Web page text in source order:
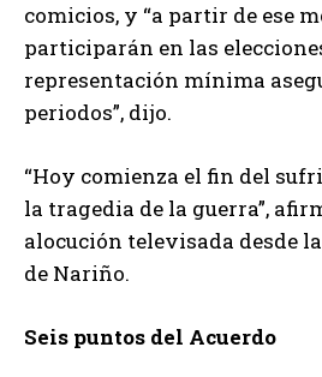
comicios, y “a partir de ese
participarán en las
representación mínima
periodos”, dijo.
“Hoy comienza el fin del
la tragedia de la guerra”,
alocución televisada desde
de Nariño.
Seis puntos del Acuerdo